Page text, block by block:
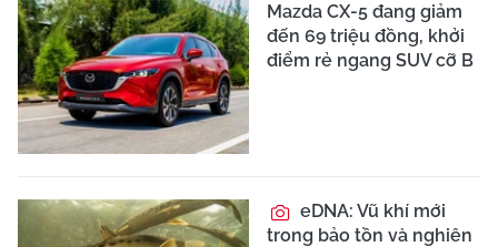
Mazda CX-5 đang giảm
đến 69 triệu đồng, khởi
điểm rẻ ngang SUV cỡ B
eDNA: Vũ khí mới
trong bảo tồn và nghiên